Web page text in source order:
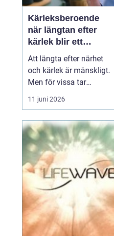
Kärleksberoende
när längtan efter
kärlek blir ett
beroende
Att längta efter närhet
och kärlek är mänskligt.
Men för vissa tar
längtan över helt.
Relationer, förälskelser
rätta blir viktigare än
jobb, vänner, hälsa och
till och med den egna
säkerheten. Då handlar
det inte längre bara om
s...
11 juni 2026